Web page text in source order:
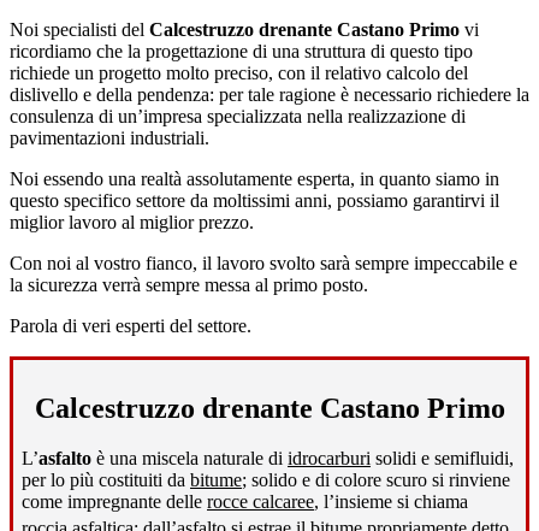
Noi specialisti del Calcestruzzo drenante Castano Primo vi
ricordiamo che la progettazione di una struttura di questo tipo
richiede un progetto molto preciso, con il relativo calcolo del
dislivello e della pendenza: per tale ragione è necessario richiedere la
consulenza di un’impresa specializzata nella realizzazione di
pavimentazioni industriali.
Noi essendo una realtà assolutamente esperta, in quanto siamo in
questo specifico settore da moltissimi anni, possiamo garantirvi il
miglior lavoro al miglior prezzo.
Con noi al vostro fianco, il lavoro svolto sarà sempre impeccabile e
la sicurezza verrà sempre messa al primo posto.
Parola di veri esperti del settore.
Calcestruzzo drenante Castano Primo
L’asfalto è una miscela naturale di idrocarburi solidi e semifluidi,
per lo più costituiti da bitume; solido e di colore scuro si rinviene
come impregnante delle rocce calcaree, l’insieme si chiama